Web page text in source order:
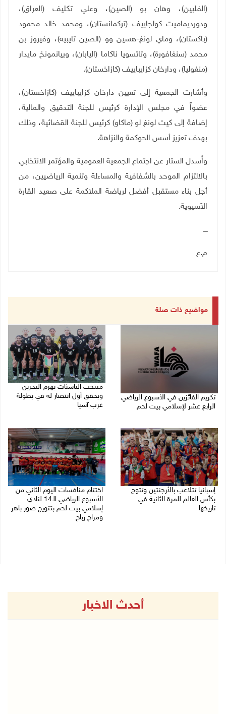
(الفلبين)، وهان بو (الصين)، وعلي تكليف (العراق)،
ودورديماميت كولجاييف (تركمانستان)، ومحمد خالد محمود
(باكستان)، وماي لونغ-هسين وو (الصين تايبيه)، وفيروز بن
محمد (سنغافورة)، وتاتسويا ناكاما (اليابان)، وبيانمونخ مايدار
(منغوليا)، ودارخان كزايباييف (كازاخستان).
وأشارت الجمعية إلى تعيين دارخان كزايباييف (كازاخستان)،
عضواً في مجلس الإدارة كرئيس للجنة التدقيق والمالية،
إضافة إلى كيت لونغ لو (ماكاو) كرئيس للجنة القضائية، وذلك
بهدف تعزيز أسس الحوكمة والنزاهة.
وأُسدل الستار عن اجتماع الجمعية العمومية والمؤتمر الانتخابي
بالالتزام الموحد بالشفافية والمساءلة وتنمية الرياضيين، من
أجل بناء مستقبل أفضل لرياضة الملاكمة على صعيد القارة
الآسيوية.
ــــ
م.ع
مواضيع ذات صلة
تكريم الفائزين في الأسبوع الرياضي
الرابع عشر لإسلامي بيت لحم
منتخب الناشئات يهزم البحرين
ويحقق أول انتصار له في بطولة
غرب آسيا
إسبانيا تتلاعب بالأرجنتين وتتوج
بكأس العالم للمرة الثانية في
تاريخها
اختتام منافسات اليوم الثاني من
الأسبوع الرياضي الـ14 لنادي
إسلامي بيت لحم بتتويج صور باهر
ومراح رباح
أحدث الاخبار